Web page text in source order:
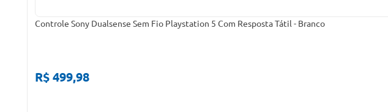
Controle Sony Dualsense Sem Fio Playstation 5 Com Resposta Tátil - Branco
R$ 499,98